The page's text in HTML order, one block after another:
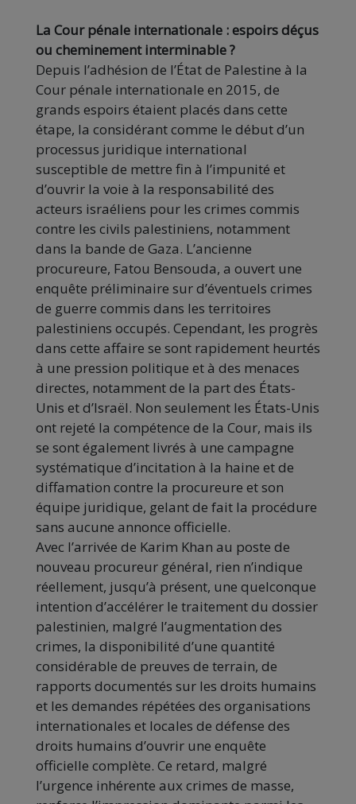
La Cour pénale internationale : espoirs déçus
ou cheminement interminable ?
Depuis l’adhésion de l’État de Palestine à la
Cour pénale internationale en 2015, de
grands espoirs étaient placés dans cette
étape, la considérant comme le début d’un
processus juridique international
susceptible de mettre fin à l’impunité et
d’ouvrir la voie à la responsabilité des
acteurs israéliens pour les crimes commis
contre les civils palestiniens, notamment
dans la bande de Gaza. L’ancienne
procureure, Fatou Bensouda, a ouvert une
enquête préliminaire sur d’éventuels crimes
de guerre commis dans les territoires
palestiniens occupés. Cependant, les progrès
dans cette affaire se sont rapidement heurtés
à une pression politique et à des menaces
directes, notamment de la part des États-
Unis et d’Israël. Non seulement les États-Unis
ont rejeté la compétence de la Cour, mais ils
se sont également livrés à une campagne
systématique d’incitation à la haine et de
diffamation contre la procureure et son
équipe juridique, gelant de fait la procédure
sans aucune annonce officielle.
Avec l’arrivée de Karim Khan au poste de
nouveau procureur général, rien n’indique
réellement, jusqu’à présent, une quelconque
intention d’accélérer le traitement du dossier
palestinien, malgré l’augmentation des
crimes, la disponibilité d’une quantité
considérable de preuves de terrain, de
rapports documentés sur les droits humains
et les demandes répétées des organisations
internationales et locales de défense des
droits humains d’ouvrir une enquête
officielle complète. Ce retard, malgré
l’urgence inhérente aux crimes de masse,